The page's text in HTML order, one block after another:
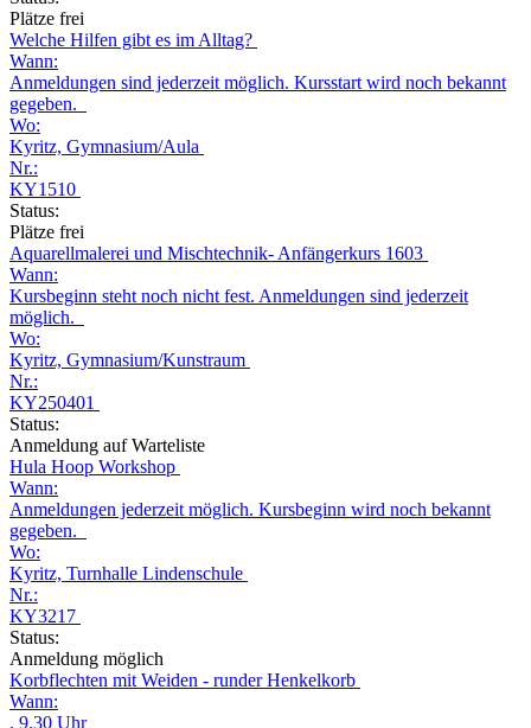
Plätze frei
Welche Hilfen gibt es im Alltag?
Wann:
Anmeldungen sind jederzeit möglich. Kursstart wird noch bekannt
gegeben.
Wo:
Kyritz, Gymnasium/Aula
Nr.:
KY1510
Status:
Plätze frei
Aquarellmalerei und Mischtechnik- Anfängerkurs 1603
Wann:
Kursbeginn steht noch nicht fest. Anmeldungen sind jederzeit
möglich.
Wo:
Kyritz, Gymnasium/Kunstraum
Nr.:
KY250401
Status:
Anmeldung auf Warteliste
Hula Hoop Workshop
Wann:
Anmeldungen jederzeit möglich. Kursbeginn wird noch bekannt
gegeben.
Wo:
Kyritz, Turnhalle Lindenschule
Nr.:
KY3217
Status:
Anmeldung möglich
Korbflechten mit Weiden - runder Henkelkorb
Wann:
, 9.30 Uhr